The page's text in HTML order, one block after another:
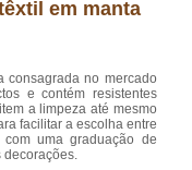
em manta
consagrada no mercado
e contém resistentes
a limpeza até mesmo
facilitar a escolha entre
uma graduação de